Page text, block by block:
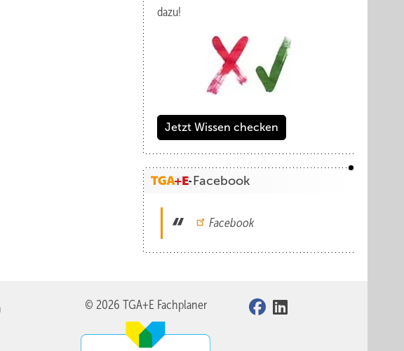
dazu!
Jetzt Wissen checken
Facebook
Facebook
© 2026 TGA+E Fachplaner